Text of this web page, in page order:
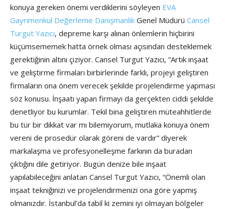
konuya gereken önemi verdiklerini söyleyen EVA
Gayrimenkul Değerleme Danışmanlık Genel Müdürü Cansel
Turgut Yazıcı, depreme karşı alınan önlemlerin hiçbirini
küçümsememek hatta örnek olması açısından desteklemek
gerektiğinin altını çiziyor. Cansel Turgut Yazıcı, ”Artık inşaat
ve geliştirme firmaları birbirlerinde farklı, projeyi geliştiren
firmaların ona önem verecek şekilde projelendirme yapması
söz konusu. İnşaatı yapan firmayı da gerçekten ciddi şekilde
denetliyor bu kurumlar. Tekil bina geliştiren müteahhitlerde
bu tür bir dikkat var mı bilemiyorum, mutlaka konuya önem
vereni de prosedür olarak göreni de vardır” diyerek
markalaşma ve profesyonelleşme farkının da buradan
çıktığını dile getiriyor. Bugün denize bile inşaat
yapılabileceğini anlatan Cansel Turgut Yazıcı, “Önemli olan
inşaat tekniğinizi ve projelendirmenizi ona göre yapmış
olmanızdır. İstanbul’da tabiî ki zemini iyi olmayan bölgeler